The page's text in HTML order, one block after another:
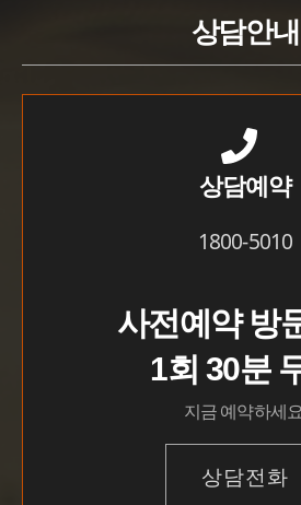
상담안내
상담예약
1800-5010
사전예약 방
1회 30분
지금 예약하세
상담전화